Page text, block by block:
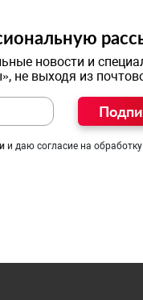
новости и
не выходя из
и даю согласие на обработку